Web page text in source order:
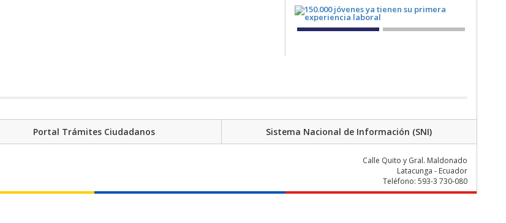
Portal Trámites Ciudadanos Sistema Nacional de Información (SNI)
Calle Quito y Gral. Maldonado
Latacunga - Ecuador
Teléfono: 593-3 730-080